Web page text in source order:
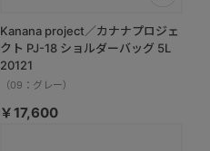
Kanana project／カナナプロジェ
クト PJ-18 ショルダーバッグ 5L
20121
（09：グレー）
￥17,600